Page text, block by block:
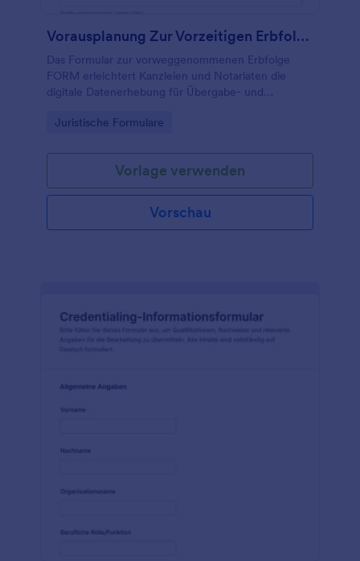
Vorausplanung Zur Vorzeitigen Erbfolge Form
Das Formular zur vorweggenommenen Erbfolge
FORM erleichtert Kanzleien und Notariaten die
digitale Datenerhebung für Übergabe- und
Formularantworten in Jotform.
Go to Category:
Juristische Formulare
Vorlage verwenden
Vorschau